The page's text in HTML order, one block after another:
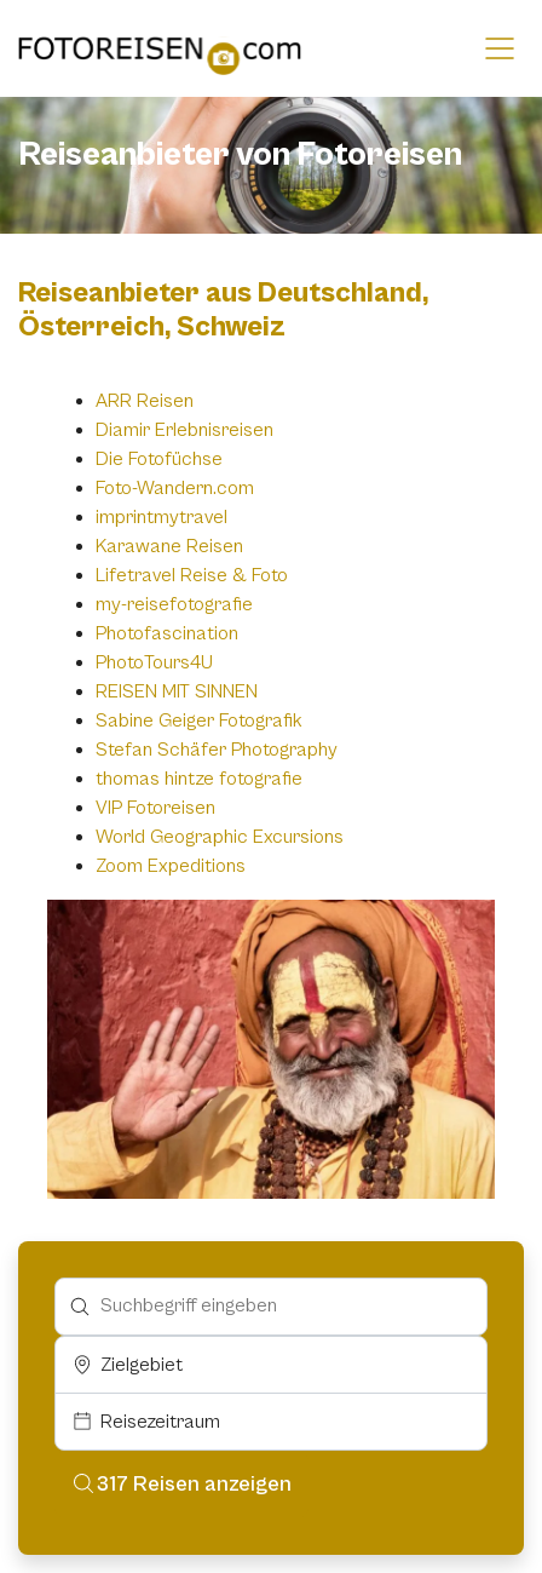
Reiseanbieter von Fotoreisen
Reiseanbieter aus Deutschland,
Österreich, Schweiz
ARR Reisen
Diamir Erlebnisreisen
Die Fotofüchse
Foto-Wandern.com
imprintmytravel
Karawane Reisen
Lifetravel Reise & Foto
my-reisefotografie
Photofascination
PhotoTours4U
REISEN MIT SINNEN
Sabine Geiger Fotografik
Stefan Schäfer Photography
thomas hintze fotografie
VIP Fotoreisen
World Geographic Excursions
Zoom Expeditions
Zielgebiet
Afrika
Amerika
Arktis/Antarktis
Europa
Reisezeitraum
317 Reisen anzeigen